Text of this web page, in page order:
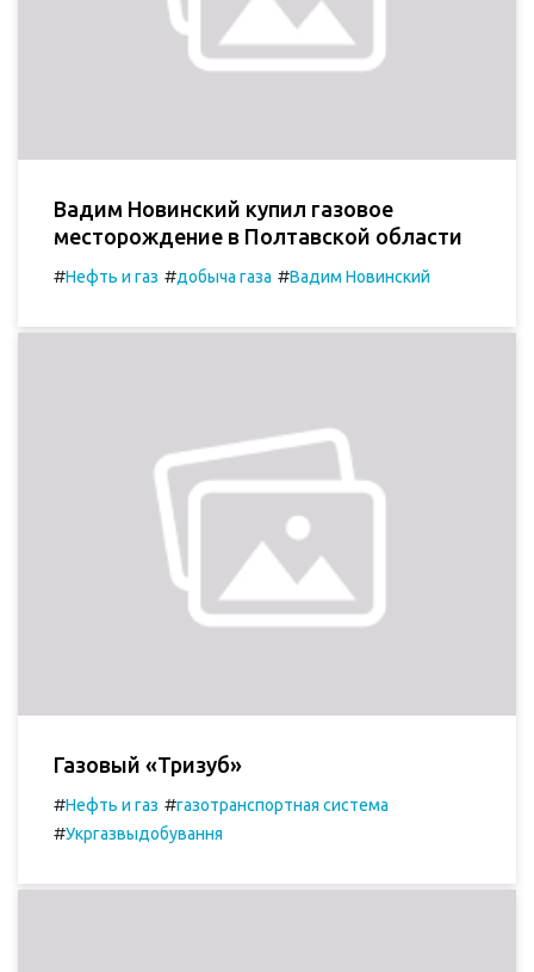
Вадим Новинский купил газовое
месторождение в Полтавской области
#Нефть и газ #добыча газа #Вадим Новинский
Газовый «Тризуб»
#Нефть и газ #газотранспортная система
#Укргазвыдобування